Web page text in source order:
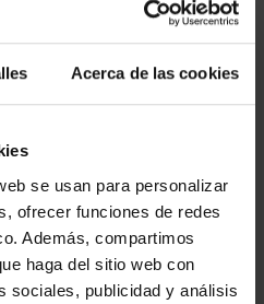
Acerca de las cookies
se usan para personalizar
ofrecer funciones de redes
Además, compartimos
haga del sitio web con
sociales, publicidad y análisis